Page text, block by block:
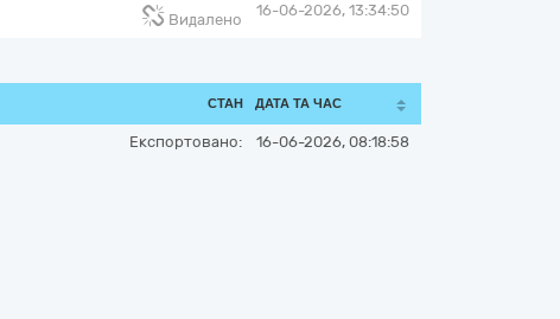
Видалено
16-06-2026, 13:34:50
СТАН ДАТА ТА ЧАС
Експортовано: 16-06-2026, 08:18:58